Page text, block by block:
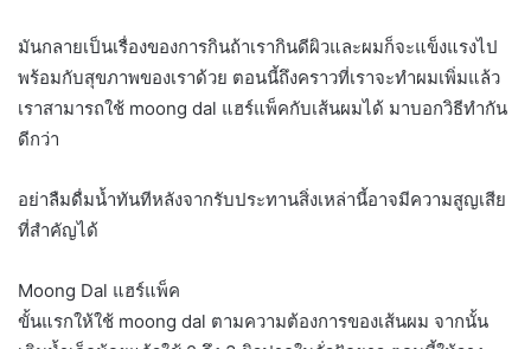
มันกลายเป็นเรื่องของการกินถ้าเรากินดีผิวและผมก็จะแข็งแรงไป
พร้อมกับสุขภาพของเราด้วย ตอนนี้ถึงคราวที่เราจะทำผมเพิ่มแล้ว
เราสามารถใช้ moong dal แฮร์แพ็คกับเส้นผมได้ มาบอกวิธีทำกัน
ดีกว่า
อย่าลืมดื่มน้ำทันทีหลังจากรับประทานสิ่งเหล่านี้อาจมีความสูญเสีย
ที่สำคัญได้
Moong Dal แฮร์แพ็ค
ขั้นแรกให้ใช้ moong dal ตามความต้องการของเส้นผม จากนั้น